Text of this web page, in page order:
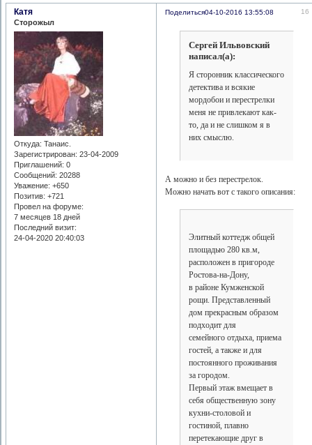
Поделиться 16
04-10-2016 13:55:08
Катя
Сторожыл
Откуда: Танаис.
Зарегистрирован: 23-04-2009
Приглашений: 0
Сообщений: 20288
Уважение: +650
Позитив: +721
Провел на форуме:
7 месяцев 18 дней
Последний визит:
24-04-2020 20:40:03
Сергей Ильвовский
написал(а):
Я сторонник классического
детектива и всякие
мордобои и перестрелки
меня не привлекают как-
то, да и не слишком я в
них смыслю.
А можно и без перестрелок.
Можно начать вот с такого описания:
Элитный коттедж общей
площадью 280 кв.м,
расположен в пригороде
Ростова-на-Дону,
в районе Кумженской
рощи. Представленный
дом прекрасным образом
подходит для
семейного отдыха, приема
гостей, а также и для
постоянного проживания
за городом.
Первый этаж вмещает в
себя общественную зону
кухни-столовой и
гостиной, плавно
перетекающие друг в